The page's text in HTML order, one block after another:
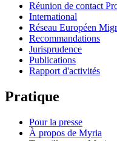
Réunion de contact
International
Réseau Européen
Recommandations
Jurisprudence
Publications
Rapport d'activités
Pratique
Pour la presse
À propos de Myria